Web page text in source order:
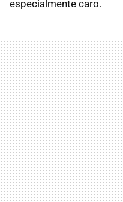
especialmente caro.